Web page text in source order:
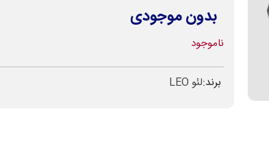
بدون موجودی
ناموجود
برند:لئو LEO